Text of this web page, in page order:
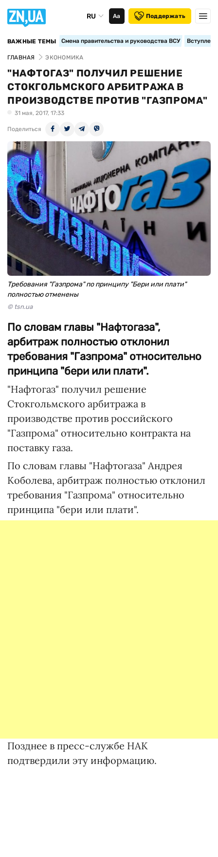
RU Аа Поддержать
ВАЖНЫЕ ТЕМЫ Смена правительства и руководства ВСУ
ГЛАВНАЯ ЭКОНОМИКА
"НАФТОГАЗ" ПОЛУЧИЛ РЕШЕНИЕ
СТОКГОЛЬМСКОГО АРБИТРАЖА В
ПРОИЗВОДСТВЕ ПРОТИВ "ГАЗПРОМА"
31 мая, 2017, 17:33
Поделиться
Требования "Газпрома" по принципу "Бери или плати"
полностью отменены
© tsn.ua
По словам главы "Нафтогаза",
арбитраж полностью отклонил
требования "Газпрома" относительно
принципа "бери или плати".
"Нафтогаз" получил решение
Стокгольмского арбитража в
производстве против российского
"Газпрома" относительно контракта на
поставку газа.
По словам главы "Нафтогаза" Андрея
Коболева, арбитраж полностью отклонил
требования "Газпрома" относительно
принципа "бери или плати".
Позднее в пресс-службе НАК
подтвердили эту информацию.